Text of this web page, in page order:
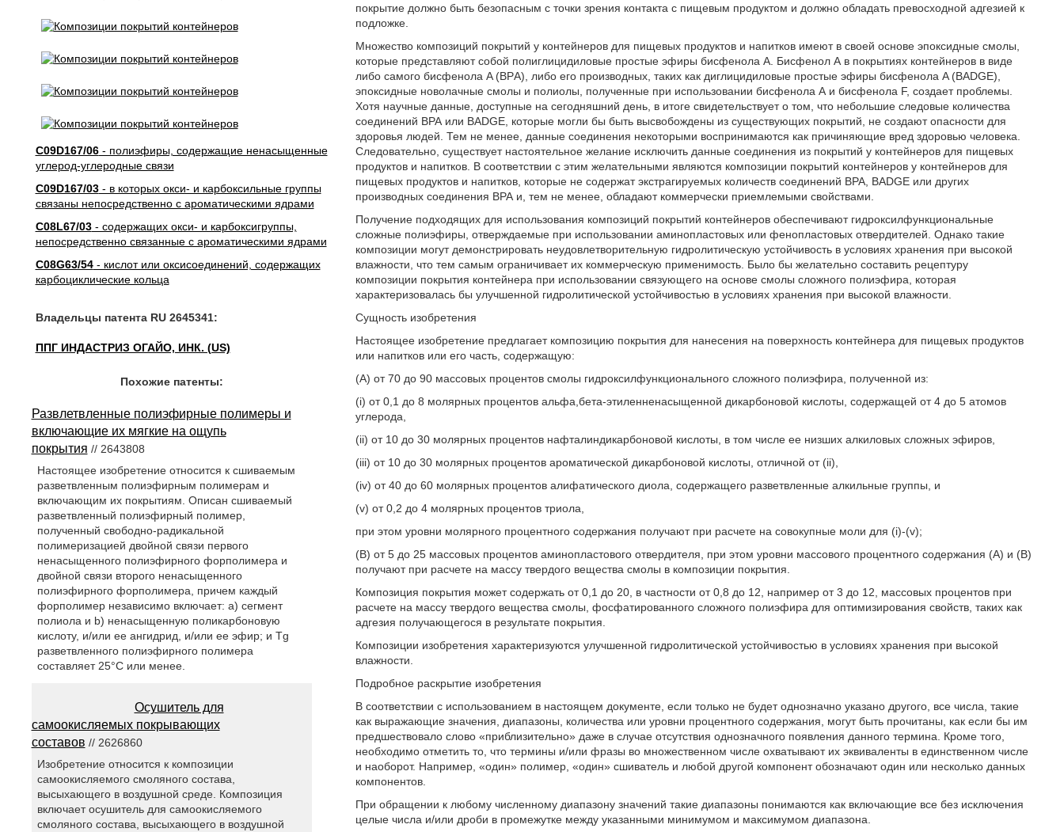
C09D167/06- полиэфиры, содержащие ненасыщенные
углерод-углеродные связи
C09D167/03- в которых окси- и карбоксильные группы
связаны непосредственно с ароматическими ядрами
C08L67/03- содержащих окси- и карбоксигруппы,
непосредственно связанные с ароматическими ядрами
C08G63/54- кислот или оксисоединений, содержащих
карбоциклические кольца
Владельцы патента RU 2645341:
ППГ ИНДАСТРИЗ ОГАЙО, ИНК. (US)
покрытие должно быть безопасным с точки зрения контакта с пищевым продуктом и должно обладать превосходной адгезией к
подложке.
Множество композиций покрытий у контейнеров для пищевых продуктов и напитков имеют в своей основе эпоксидные смолы,
которые представляют собой полиглицидиловые простые эфиры бисфенола А. Бисфенол А в покрытиях контейнеров в виде
либо самого бисфенола A (BPА), либо его производных, таких как диглицидиловые простые эфиры бисфенола A (BADGE),
эпоксидные новолачные смолы и полиолы, полученные при использовании бисфенола А и бисфенола F, создает проблемы.
Хотя научные данные, доступные на сегодняшний день, в итоге свидетельствует о том, что небольшие следовые количества
соединений ВРА или BADGE, которые могли бы быть высвобождены из существующих покрытий, не создают опасности для
здоровья людей. Тем не менее, данные соединения некоторыми воспринимаются как причиняющие вред здоровью человека.
Следовательно, существует настоятельное желание исключить данные соединения из покрытий у контейнеров для пищевых
продуктов и напитков. В соответствии с этим желательными являются композиции покрытий контейнеров у контейнеров для
пищевых продуктов и напитков, которые не содержат экстрагируемых количеств соединений ВРА, BADGE или других
производных соединения ВРА и, тем не менее, обладают коммерчески приемлемыми свойствами.
Получение подходящих для использования композиций покрытий контейнеров обеспечивают гидроксилфункциональные
сложные полиэфиры, отверждаемые при использовании аминопластовых или фенопластовых отвердителей. Однако такие
композиции могут демонстрировать неудовлетворительную гидролитическую устойчивость в условиях хранения при высокой
влажности, что тем самым ограничивает их коммерческую применимость. Было бы желательно составить рецептуру
композиции покрытия контейнера при использовании связующего на основе смолы сложного полиэфира, которая
характеризовалась бы улучшенной гидролитической устойчивостью в условиях хранения при высокой влажности.
Сущность изобретения
Настоящее изобретение предлагает композицию покрытия для нанесения на поверхность контейнера для пищевых продуктов
или напитков или его часть, содержащую:
(А) от 70 до 90 массовых процентов смолы гидроксилфункционального сложного полиэфира, полученной из:
(i) от 0,1 до 8 молярных процентов альфа,бета-этиленненасыщенной дикарбоновой кислоты, содержащей от 4 до 5 атомов
углерода,
(ii) от 10 до 30 молярных процентов нафталиндикарбоновой кислоты, в том числе ее низших алкиловых сложных эфиров,
(iii) от 10 до 30 молярных процентов ароматической дикарбоновой кислоты, отличной от (ii),
(iv) от 40 до 60 молярных процентов алифатического диола, содержащего разветвленные алкильные группы, и
(v) от 0,2 до 4 молярных процентов триола,
при этом уровни молярного процентного содержания получают при расчете на совокупные моли для (i)-(v);
(В) от 5 до 25 массовых процентов аминопластового отвердителя, при этом уровни массового процентного содержания (А) и (В)
получают при расчете на массу твердого вещества смолы в композиции покрытия.
Композиция покрытия может содержать от 0,1 до 20, в частности от 0,8 до 12, например от 3 до 12, массовых процентов при
расчете на массу твердого вещества смолы, фосфатированного сложного полиэфира для оптимизирования свойств, таких как
адгезия получающегося в результате покрытия.
Композиции изобретения характеризуются улучшенной гидролитической устойчивостью в условиях хранения при высокой
влажности.
Подробное раскрытие изобретения
В соответствии с использованием в настоящем документе, если только не будет однозначно указано другого, все числа, такие
как выражающие значения, диапазоны, количества или уровни процентного содержания, могут быть прочитаны, как если бы им
предшествовало слово «приблизительно» даже в случае отсутствия однозначного появления данного термина. Кроме того,
необходимо отметить то, что термины и/или фразы во множественном числе охватывают их эквиваленты в единственном числе
и наоборот. Например, «один» полимер, «один» сшиватель и любой другой компонент обозначают один или несколько данных
компонентов.
При обращении к любому численному диапазону значений такие диапазоны понимаются как включающие все без исключения
целые числа и/или дроби в промежутке между указанными минимумом и максимумом диапазона.
Похожие патенты:
Развлетвленные полиэфирные полимеры и
включающие их мягкие на ощупь
покрытия // 2643808
Настоящее изобретение относится к сшиваемым
разветвленным полиэфирным полимерам и
включающим их покрытиям. Описан сшиваемый
разветвленный полиэфирный полимер,
полученный свободно-радикальной
полимеризацией двойной связи первого
ненасыщенного полиэфирного форполимера и
двойной связи второго ненасыщенного
полиэфирного форполимера, причем каждый
форполимер независимо включает: a) сегмент
полиола и b) ненасыщенную поликарбоновую
кислоту, и/или ее ангидрид, и/или ее эфир; и Tg
разветвленного полиэфирного полимера
составляет 25°C или менее.
Осушитель для
самоокисляемых покрывающих
составов // 2626860
Изобретение относится к композиции
самоокисляемого смоляного состава,
высыхающего в воздушной среде. Композиция
включает осушитель для самоокисляемого
смоляного состава, высыхающего в воздушной